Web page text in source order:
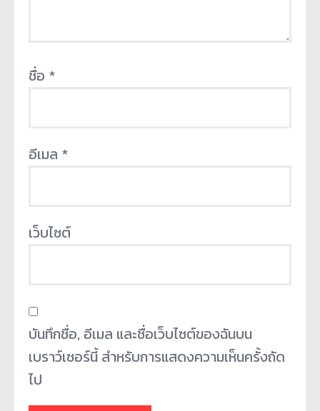
ชื่อ *
อีเมล *
เว็บไซต์
บันทึกชื่อ, อีเมล และชื่อเว็บไซต์ของฉันบน
เบราว์เซอร์นี้ สำหรับการแสดงความเห็นครั้งถัด
ไป